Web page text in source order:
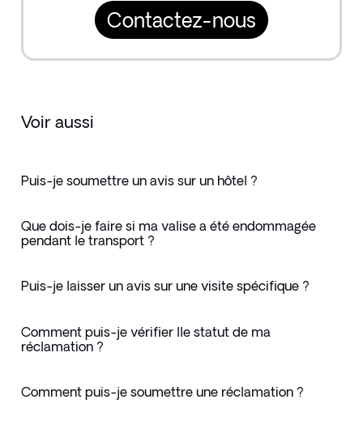
Contactez-nous
Voir aussi
Puis-je soumettre un avis sur un hôtel ?
Que dois-je faire si ma valise a été endommagée
pendant le transport ?
Puis-je laisser un avis sur une visite spécifique ?
Comment puis-je vérifier lle statut de ma
réclamation ?
Comment puis-je soumettre une réclamation ?